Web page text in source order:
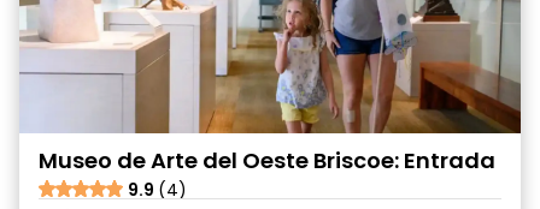
Museo de Arte del Oeste Briscoe: Entrada
9.9 (4)